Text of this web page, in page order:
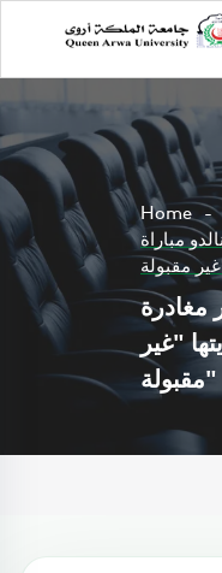
Home
مباراة
مغادرة
"غير
مقبولة"